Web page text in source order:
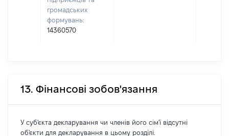
громадських
формувань:
14360570
13. Фінансові зобов'язання
У суб'єкта декларування чи членів його сім'ї відсутні
об'єкти для декларування в цьому розділі.